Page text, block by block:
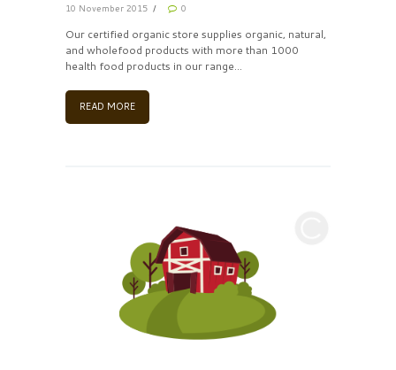
10 November 2015 0
Our certified organic store supplies organic, natural,
and wholefood products with more than 1000
health food products in our range…
READ MORE